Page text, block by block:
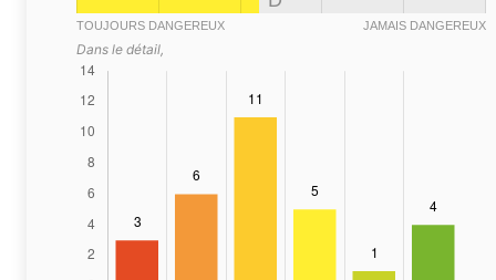
TOUJOURS DANGEREUX JAMAIS DANGEREUX
Dans le détail,